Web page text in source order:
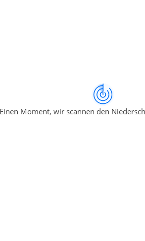
Einen Moment, wir scannen den